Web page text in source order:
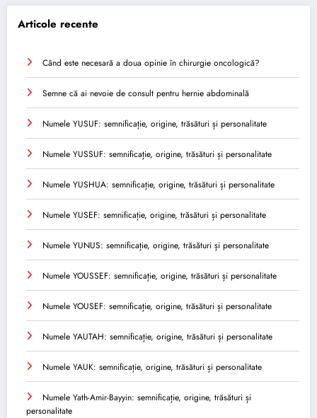
Articole recente
Când este necesară a doua opinie în chirurgie oncologică?
Semne că ai nevoie de consult pentru hernie abdominală
Numele YUSUF: semnificație, origine, trăsături și personalitate
Numele YUSSUF: semnificație, origine, trăsături și personalitate
Numele YUSHUA: semnificație, origine, trăsături și personalitate
Numele YUSEF: semnificație, origine, trăsături și personalitate
Numele YUNUS: semnificație, origine, trăsături și personalitate
Numele YOUSSEF: semnificație, origine, trăsături și personalitate
Numele YOUSEF: semnificație, origine, trăsături și personalitate
Numele YAUTAH: semnificație, origine, trăsături și personalitate
Numele YAUK: semnificație, origine, trăsături și personalitate
Numele Yath-Amir-Bayyin: semnificație, origine, trăsături și
personalitate